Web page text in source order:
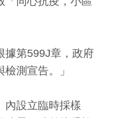
第599J章，政府
測宣告。」
設立臨時採樣